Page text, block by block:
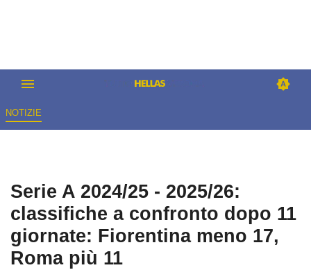
NOTIZIE
Serie A 2024/25 - 2025/26:
classifiche a confronto dopo 11
giornate: Fiorentina meno 17,
Roma più 11